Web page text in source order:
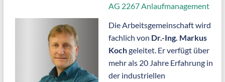
AG 2267 Anlaufmanagement
Die Arbeitsgemeinschaft wird
fachlich von Dr.-Ing. Markus
Kochgeleitet. Er verfügt über
mehr als 20 Jahre Erfahrung in
der industriellen